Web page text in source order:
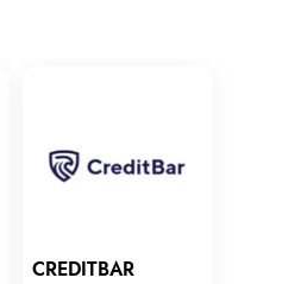
CREDITBAR